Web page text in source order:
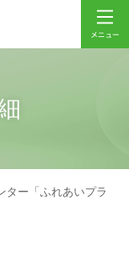
ター「ふれあいプラ